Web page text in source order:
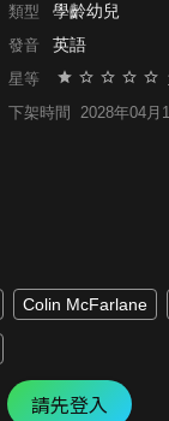
類型 學齡幼兒
發音 英語
星等
下架時間 2028年04月
Colin McFarlane
請先登入